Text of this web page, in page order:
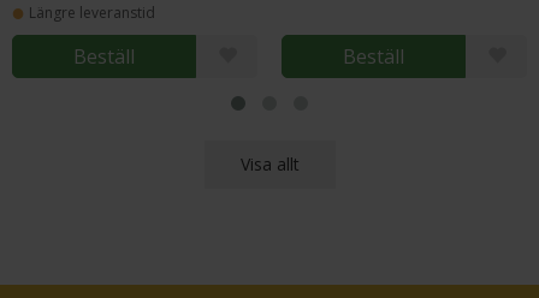
Längre leveranstid
Beställ Beställ
Visa allt